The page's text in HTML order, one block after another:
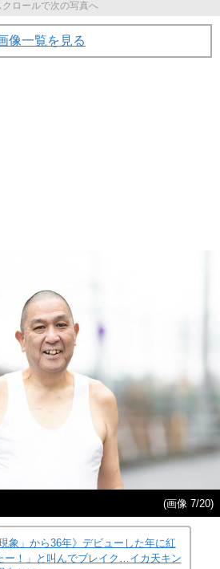
クロールで次の写真へ
像一覧を見る
(画像 7/20)
現象」から36年》デビューした年に紅
ー！」と叫んでブレイク…イカ天キン